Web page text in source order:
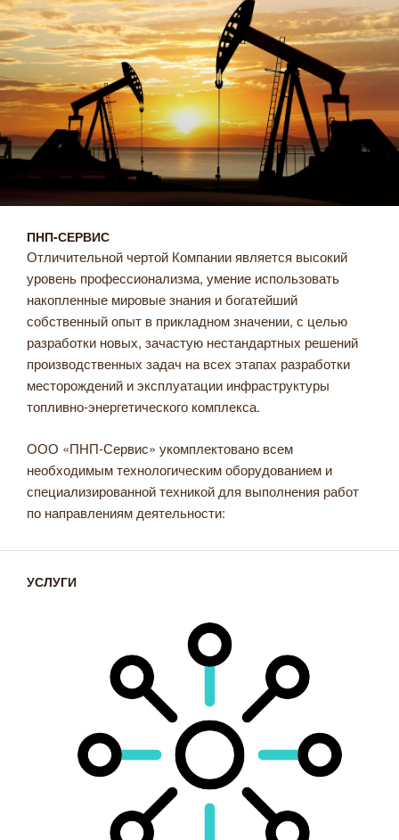
ПНП-СЕРВИС
Отличительной чертой Компании является высокий
уровень профессионализма, умение использовать
накопленные мировые знания и богатейший
собственный опыт в прикладном значении, с целью
разработки новых, зачастую нестандартных решений
производственных задач на всех этапах разработки
месторождений и эксплуатации инфраструктуры
топливно-энергетического комплекса.
ООО «ПНП-Сервис» укомплектовано всем
необходимым технологическим оборудованием и
специализированной техникой для выполнения работ
по направлениям деятельности:
УСЛУГИ